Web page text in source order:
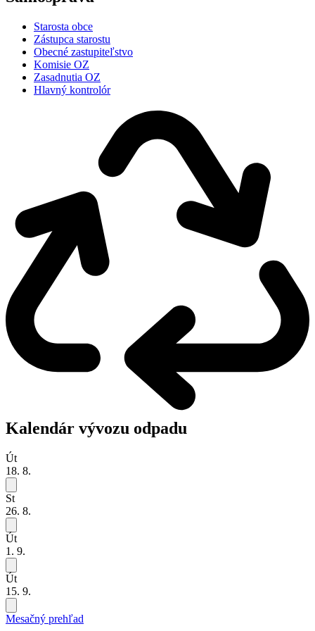
Starosta obce
Zástupca starostu
Obecné zastupiteľstvo
Komisie OZ
Zasadnutia OZ
Hlavný kontrolór
Kalendár vývozu odpadu
Út
18. 8.
St
26. 8.
Út
1. 9.
Út
15. 9.
Mesačný prehľad